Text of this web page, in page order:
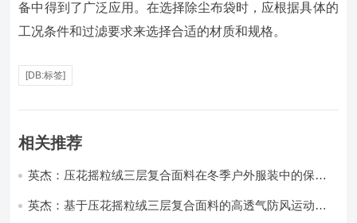
备中得到了广泛应用。在选择除尘布袋时，应根据具体的
工况条件和过滤要求来选择合适的材质和规格。
[DB:标签]
相关推荐
英杰：压花摇粒绒三层复合面料在冬季户外服装中的保暖
英杰：基于压花摇粒绒三层复合面料的高透气防风运动服